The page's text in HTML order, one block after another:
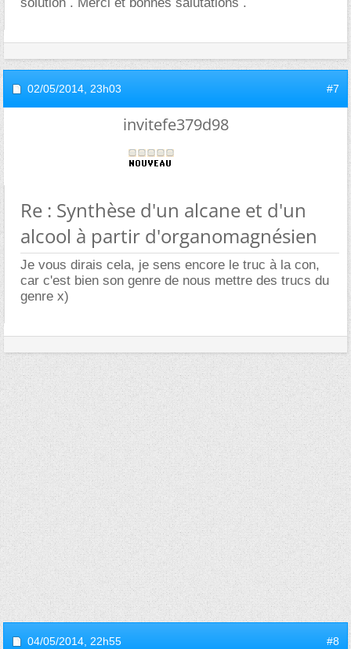
solution . Merci et bonnes salutations .
02/05/2014, 23h03 #7
invitefe379d98
Re : Synthèse d'un alcane et d'un
alcool à partir d'organomagnésien
Je vous dirais cela, je sens encore le truc à la con,
car c'est bien son genre de nous mettre des trucs du
genre x)
04/05/2014, 22h55 #8